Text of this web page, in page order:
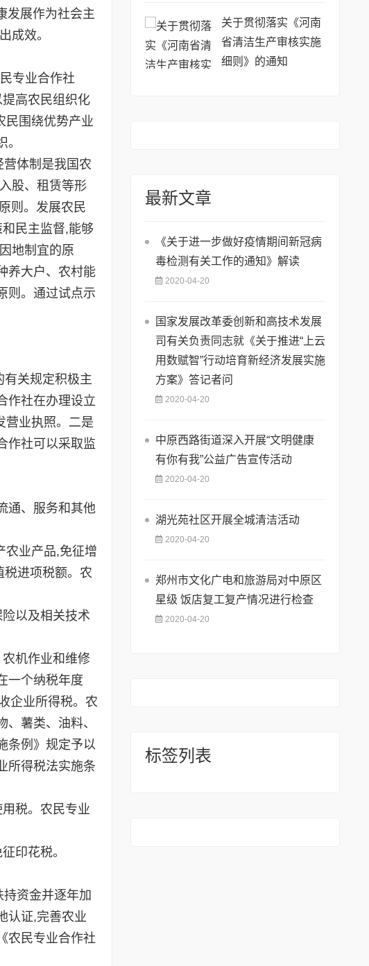
发展作为社会主
成效。
专业合作社
高农民组织化
民围绕优势产业
体制是我国农
股、租赁等形
则。发展农民
民主监督,能够
地制宜的原
养大户、农村能
则。通过试点示
关规定积极主
作社在办理设立
营业执照。二是
作社可以采取监
通、服务和其他
业产品,免征增
进项税额。农
以及相关技术
机作业和维修
一个纳税年度
企业所得税。农
薯类、油料、
条例》规定予以
所得税法实施条
税。农民专业
印花税。
资金并逐年加
认证,完善农业
农民专业合作社
关于贯彻落实《河南
省清洁生产审核实施
细则》的通知
最新文章
《关于进一步做好疫情期间新冠病
毒检测有关工作的通知》解读
2020-04-20
国家发展改革委创新和高技术发展
司有关负责同志就《关于推进“上云
用数赋智”行动培育新经济发展实施
方案》答记者问
2020-04-20
中原西路街道深入开展“文明健康
有你有我”公益广告宣传活动
2020-04-20
湖光苑社区开展全城清洁活动
2020-04-20
郑州市文化广电和旅游局对中原区
星级 饭店复工复产情况进行检查
2020-04-20
标签列表